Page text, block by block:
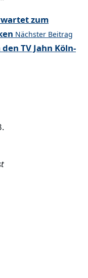
zum
Nächster Beitrag
TV Jahn Köln-